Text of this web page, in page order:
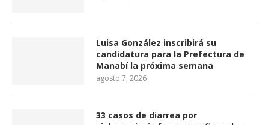
Luisa González inscribirá su
candidatura para la Prefectura de
Manabí la próxima semana
agosto 7, 2026
33 casos de diarrea por